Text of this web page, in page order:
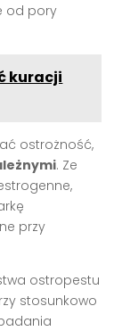
od pory
kuracji
ostrożność,
. Ze
przy
ostropestu
stosunkowo